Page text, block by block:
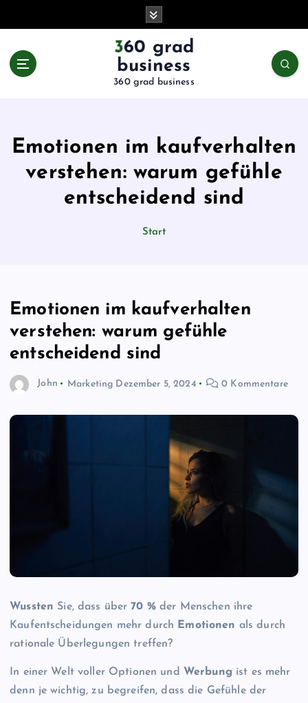
360 grad
business
360 grad business
Emotionen im kaufverhalten
verstehen: warum gefühle
entscheidend sind
Start
Emotionen im kaufverhalten
verstehen: warum gefühle
entscheidend sind
John Marketing Dezember 5, 2024 0 Kommentare
Wussten Sie, dass über70 %der Menschen ihre
Kaufentscheidungen mehr durch
Emotionen als durch
rationale Überlegungen treffen?
In einer Welt voller Optionen und Werbung ist es mehr
denn je wichtig, zu begreifen, dass die Gefühle der